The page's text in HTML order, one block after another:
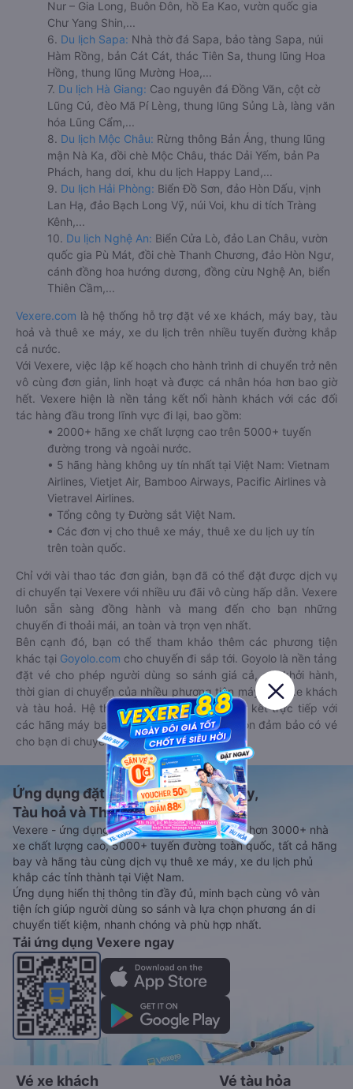
Nur – Gia Long, Buôn Đôn, hồ Ea Kao, vườn quốc gia
Chư Yang Shin,...
6. Du lịch Sapa: Nhà thờ đá Sapa, bảo tàng Sapa, núi
Hàm Rồng, bản Cát Cát, thác Tiên Sa, thung lũng Hoa
Hồng, thung lũng Mường Hoa,...
7. Du lịch Hà Giang: Cao nguyên đá Đồng Văn, cột cờ
Lũng Cú, đèo Mã Pí Lèng, thung lũng Sủng Là, làng văn
hóa Lũng Cẩm,...
8. Du lịch Mộc Châu: Rừng thông Bản Áng, thung lũng
mận Nà Ka, đồi chè Mộc Châu, thác Dải Yếm, bản Pa
Phách, hang dơi, khu du lịch Happy Land,...
9. Du lịch Hải Phòng: Biển Đồ Sơn, đảo Hòn Dấu, vịnh
Lan Hạ, đảo Bạch Long Vỹ, núi Voi, khu di tích Tràng
Kênh,...
10. Du lịch Nghệ An: Biển Cửa Lò, đảo Lan Châu, vườn
quốc gia Pù Mát, đồi chè Thanh Chương, đảo Hòn Ngư,
cánh đồng hoa hướng dương, đồng cừu Nghệ An, biển
Thiên Cầm,...
Vexere.com là hệ thống hỗ trợ đặt vé xe khách, máy bay, tàu
hoả và thuê xe máy, xe du lịch trên nhiều tuyến đường khắp
cả nước.
Với Vexere, việc lập kế hoạch cho hành trình di chuyển trở nên
vô cùng đơn giản, linh hoạt và được cá nhân hóa hơn bao giờ
hết. Vexere hiện là nền tảng kết nối hành khách với các đối
tác hàng đầu trong lĩnh vực đi lại, bao gồm:
• 2000+ hãng xe chất lượng cao trên 5000+ tuyến
đường trong và ngoài nước.
• 5 hãng hàng không uy tín nhất tại Việt Nam: Vietnam
Airlines, Vietjet Air, Bamboo Airways, Pacific Airlines và
Vietravel Airlines.
• Tổng công ty Đường sắt Việt Nam.
• Các đơn vị cho thuê xe máy, thuê xe du lịch uy tín
trên toàn quốc.
Chỉ với vài thao tác đơn giản, bạn đã có thể đặt được dịch vụ
di chuyển tại Vexere với nhiều ưu đãi vô cùng hấp dẫn. Vexere
luôn sẵn sàng đồng hành và mang đến cho bạn những
chuyến đi thoải mái, an toàn và trọn vẹn nhất.
Bên cạnh đó, bạn có thể tham khảo thêm các phương tiện
khác tại Goyolo.com cho chuyến đi sắp tới. Goyolo là nền tảng
đặt vé cho phép người dùng so sánh giá cả, giờ khởi hành,
thời gian di chuyển của nhiều phương tiện máy bay, xe khách
và tàu hoả. Hệ thống của Goyolo được liên kết trực tiếp với
các hãng máy bay, xe khách và tàu hoả, luôn đảm bảo có vé
cho bạn di chuyển.
Ứng dụng đặt vé Xe khách, Máy bay,
Tàu hoả và Thuê xe
Vexere - ứng dụng đặt vé đa phương tiện với hơn 3000+ nhà
xe chất lượng cao, 5000+ tuyến đường toàn quốc, tất cả hãng
bay và hãng tàu cùng dịch vụ thuê xe máy, xe du lịch phủ
khắp các tỉnh thành tại Việt Nam.
Ứng dụng hiển thị thông tin đầy đủ, minh bạch cùng vô vàn
tiện ích giúp người dùng so sánh và lựa chọn phương án di
chuyển tiết kiệm, nhanh chóng và phù hợp nhất.
Tải ứng dụng Vexere ngay
Vé xe khách Vé tàu hỏa